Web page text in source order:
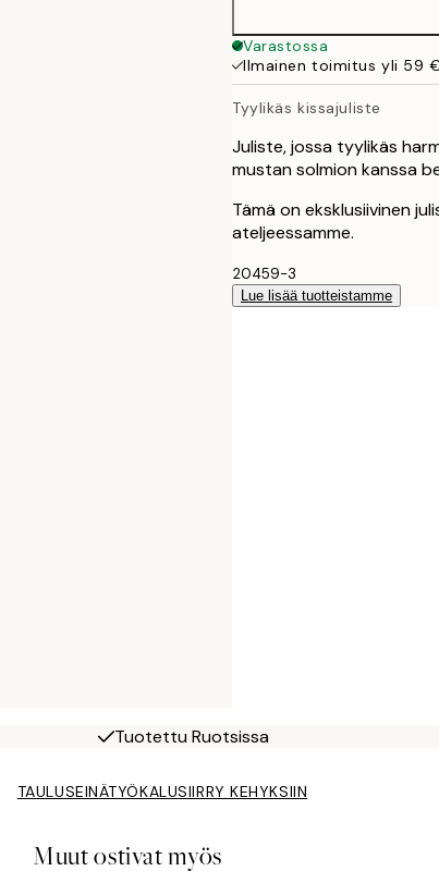
40x50 cm
Varastossa
Ilmainen toimitus yli 59
Tyylikäs kissajuliste
Juliste, jossa tyylikäs
mustan solmion kanssa
Tämä on eksklusiivinen
ateljeessamme.
20459-3
Lue lisää tuotteistamme
Tuotettu Ruotsissa
TAULUSEINÄTYÖKALUSIIRRY KEHYKSIIN
Muut ostivat myös